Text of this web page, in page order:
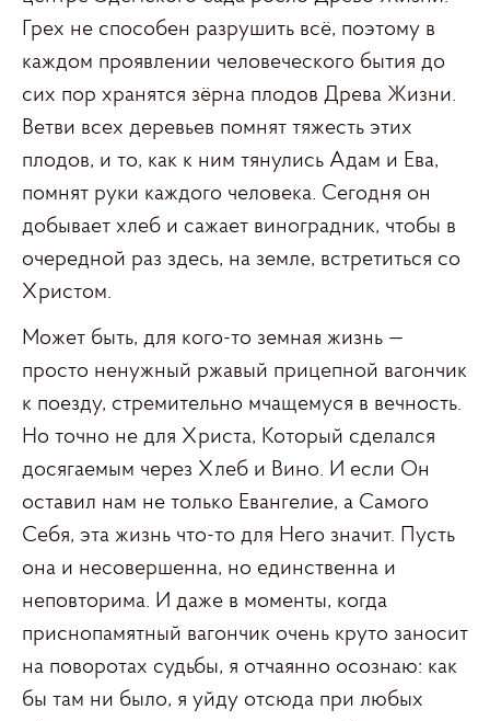
Грех не способен разрушить всё, поэтому в
каждом проявлении человеческого бытия до
сих пор хранятся зёрна плодов Древа Жизни.
Ветви всех деревьев помнят тяжесть этих
плодов, и то, как к ним тянулись Адам и Ева,
помнят руки каждого человека. Сегодня он
добывает хлеб и сажает виноградник, чтобы в
очередной раз здесь, на земле, встретиться со
Христом.
Может быть, для кого-то земная жизнь —
просто ненужный ржавый прицепной вагончик
к поезду, стремительно мчащемуся в вечность.
Но точно не для Христа, Который сделался
досягаемым через Хлеб и Вино. И если Он
оставил нам не только Евангелие, а Самого
Себя, эта жизнь что-то для Него значит. Пусть
она и несовершенна, но единственна и
неповторима. И даже в моменты, когда
приснопамятный вагончик очень круто заносит
на поворотах судьбы, я отчаянно осознаю: как
бы там ни было, я уйду отсюда при любых